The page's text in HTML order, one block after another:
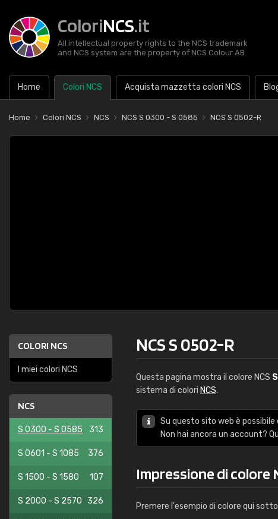
ColoriNCS.it
All intellectual property rights to the NCS trademark
and NCS system are the property of NCS Colour AB
Home Colori NCS Acquista mazzetta colori NCS
Home Colori NCS NCS NCS S 0300 - S 0585 NCS S 0502-R
COLORI NCS
I miei colori NCS
NCS
S 0300 - S 0585 313
S 0601 - S 1085 376
S 1500 - S 1580 107
S 2000 - S 2570 326
NCS S 0502-R
Questa pagina mostra il colore NCS
sistema di colori NCS.
Su questo sito web è possibile
Non hai ancora un account?
Impressione di colore
Premere l'esempio di colore qui